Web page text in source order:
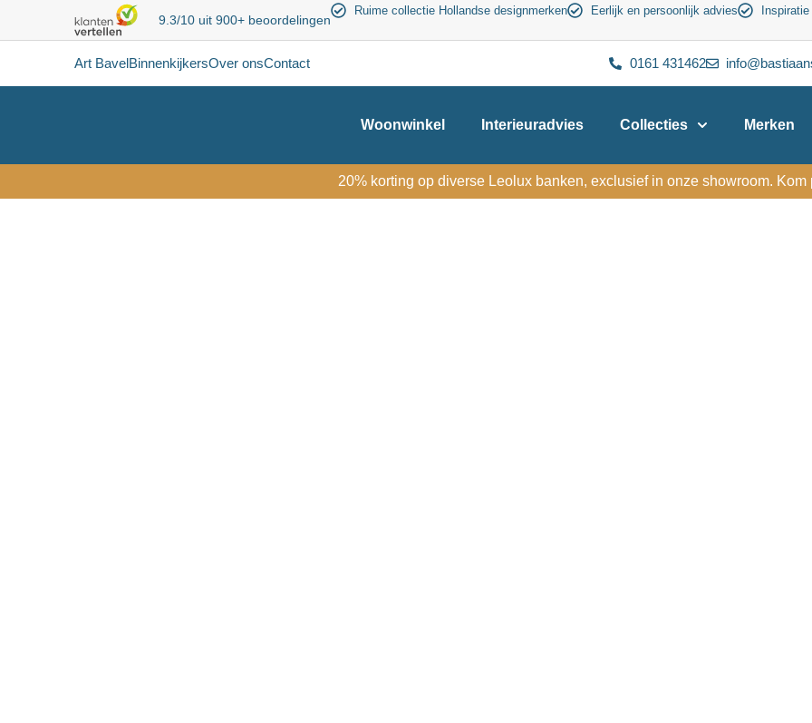
9.3/10 uit 900+ beoordelingen
Ruime collectie Hollandse designmerken Eerlijk en persoonlijk advies
Art BavelBinnenkijkersOver onsContact 0161 431462
Woonwinkel Interieuradvies Collecties Merken
20% korting op diverse Leolux banken, exclusief in onze showroom. Kom